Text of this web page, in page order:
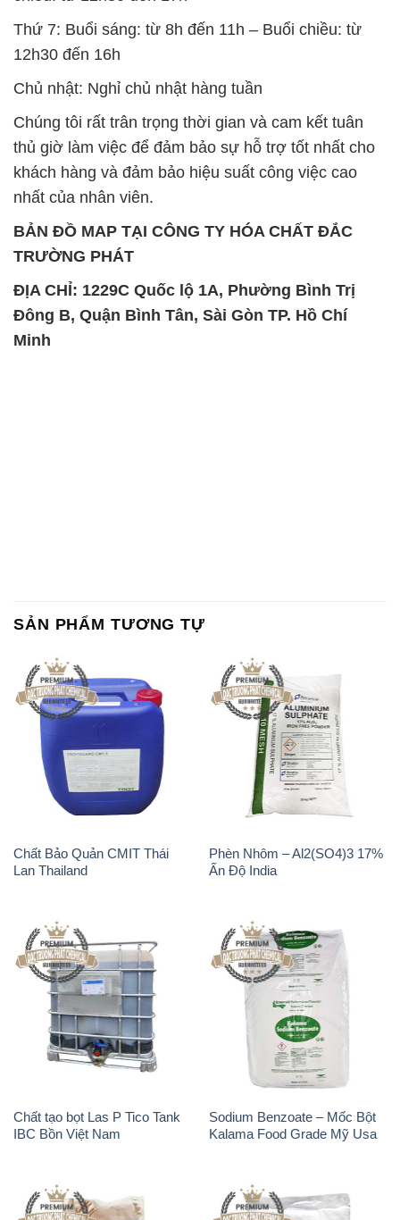
thủ giờ làm việc để đảm bảo sự hỗ trợ tốt nhất cho
khách hàng và đảm bảo hiệu suất công việc cao
nhất của nhân viên.
BẢN ĐỒ MAP TẠI CÔNG TY HÓA CHẤT ĐẮC
TRƯỜNG PHÁT
ĐỊA CHỈ: 1229C Quốc lộ 1A, Phường Bình Trị
Đông B, Quận Bình Tân, Sài Gòn TP. Hồ Chí
Minh
Chất Bảo Quản CMIT Thái
Lan Thailand
Phèn Nhôm – Al2(SO4)3 17%
Ấn Độ India
Chất tạo bọt Las P Tico Tank
IBC Bồn Việt Nam
Sodium Benzoate – Mốc Bột
Kalama Food Grade Mỹ Usa